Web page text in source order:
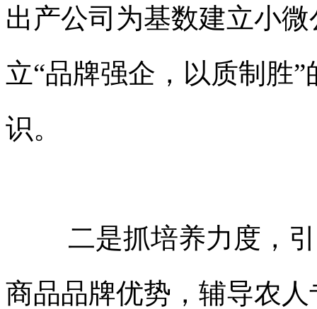
出产公司为基数建立小
立“品牌强企，以质制胜
识。
二是抓培养力度，
商品品牌优势，辅导农